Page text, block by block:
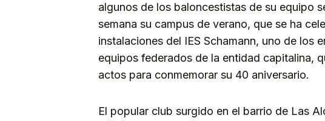
algunos de los baloncestistas de su equipo
semana su campus de verano, que se ha
instalaciones del IES Schamann, uno de los
equipos federados de la entidad capitalina,
actos para conmemorar su 40 aniversario.
El popular club surgido en el barrio de Las